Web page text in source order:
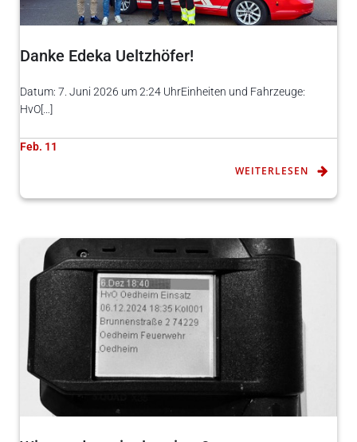
Danke Edeka Ueltzhöfer!
Datum: 7. Juni 2026 um 2:24 UhrEinheiten und Fahrzeuge:
HvO[…]
Feb. 11
WEITERLESEN